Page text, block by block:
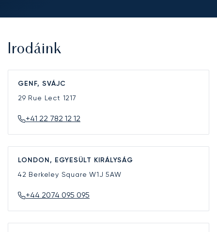
Irodáink
GENF, SVÁJC
29 Rue Lect 1217
+41 22 782 12 12
LONDON, EGYESÜLT KIRÁLYSÁG
42 Berkeley SquareW1J 5AW
+44 2074 095 095